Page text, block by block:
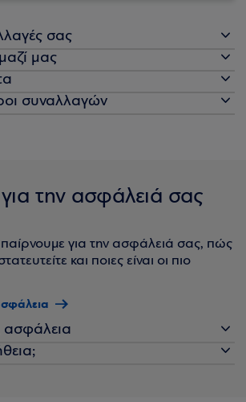
σας
μας
συναλλαγών
την ασφάλειά σας
για την ασφάλειά σας, πώς
και ποιες είναι οι πιο
ασφάλεια